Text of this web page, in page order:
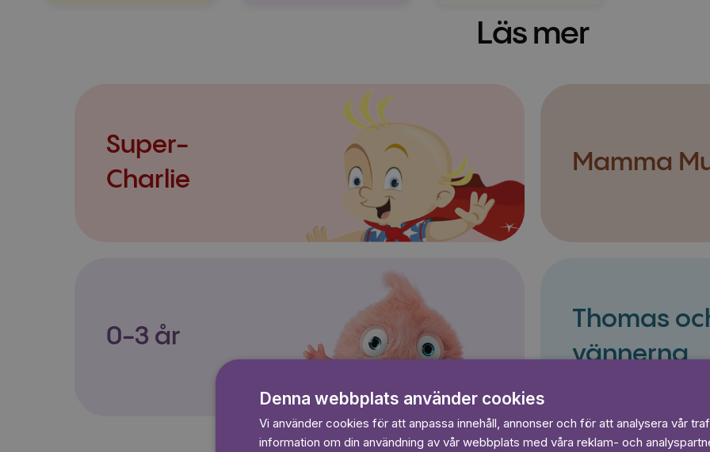
Läs mer
Super-
Charlie
Mamma
0-3 år
Thomas
vännerna
Denna webbplats använder cookies
Vi använder cookies för att anpassa innehåll, annonser och för att analysera vår
information om din användning av vår webbplats med våra reklam- och